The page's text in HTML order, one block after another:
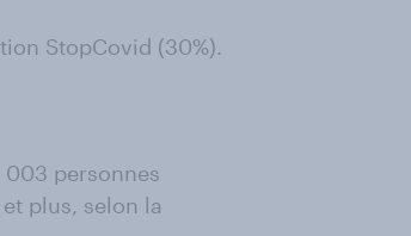
StopCovid (30%).
003 personnes
plus, selon la